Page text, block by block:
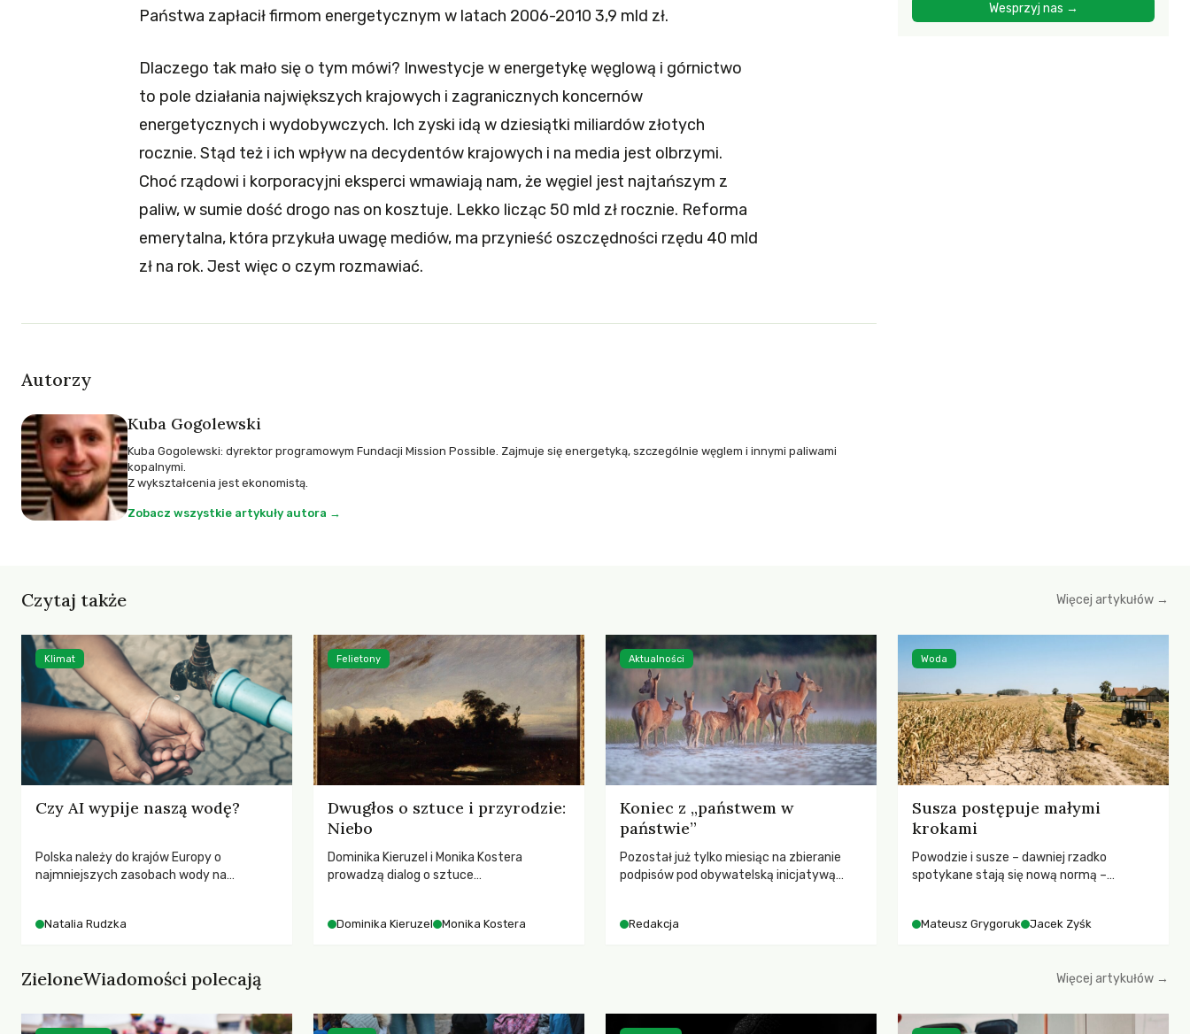
Państwa zapłacił firmom energetycznym w latach 2006-2010 3,9 mld zł.
Dlaczego tak mało się o tym mówi? Inwestycje w energetykę węglową i górnictwo
to pole działania największych krajowych i zagranicznych koncernów
energetycznych i wydobywczych. Ich zyski idą w dziesiątki miliardów złotych
rocznie. Stąd też i ich wpływ na decydentów krajowych i na media jest olbrzymi.
Choć rządowi i korporacyjni eksperci wmawiają nam, że węgiel jest najtańszym z
paliw, w sumie dość drogo nas on kosztuje. Lekko licząc 50 mld zł rocznie. Reforma
emerytalna, która przykuła uwagę mediów, ma przynieść oszczędności rzędu 40 mld
zł na rok. Jest więc o czym rozmawiać.
Autorzy
Kuba Gogolewski
Kuba Gogolewski: dyrektor programowym Fundacji Mission Possible. Zajmuje się energetyką, szczególnie węglem i innymi paliwami
kopalnymi.
Z wykształcenia jest ekonomistą.
Zobacz wszystkie artykuły autora →
Wesprzyj nas →
Czytaj także Więcej artykułów →
Czy AI wypije naszą wodę?
Polska należy do krajów Europy o
najmniejszych zasobach wody na
wód gruntowych i kolejne rekordy
wodnego często patrzymy w stronę
Tymczasem dane wskazują na znacznie
Natalia Rudzka
Klimat
Dwugłos o sztuce i przyrodzie:
Niebo
Dominika Kieruzel i Monika Kostera
prowadzą dialog o sztuce
wrażliwość, odczuwanie przestrzeni oraz
Dominika Kieruzel Monika Kostera
Felietony
Koniec z „państwem w
państwie”
Pozostał już tylko miesiąc na zbieranie
podpisów pod obywatelską inicjatywą
pełną mobilizację, ponieważ projekt
Polsce.
Redakcja
Aktualności
Susza postępuje małymi
krokami
Powodzie i susze – dawniej rzadko
spotykane stają się nową normą –
SGGW.
Mateusz Grygoruk Jacek Zyśk
Woda
ZieloneWiadomości polecają Więcej artykułów →